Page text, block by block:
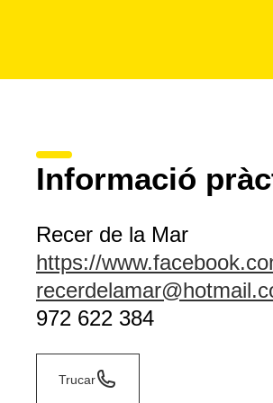
Informació
Recer de la Mar
https://
972 622 384
Trucar